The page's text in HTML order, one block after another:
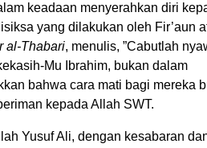
keadaan menyerahkan diri
yang dilakukan oleh Fir’aun
al-Thabari, menulis, ”Cabutlah
Mu Ibrahim, bukan dalam
bahwa cara mati bagi mereka
kepada Allah SWT.
Yusuf Ali, dengan kesabaran